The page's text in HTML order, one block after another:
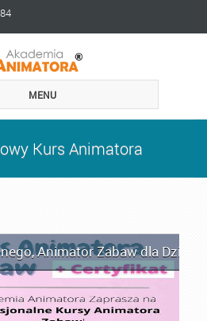
MENU
Kurs Animatora
,Animator Zabaw dla Dzieci